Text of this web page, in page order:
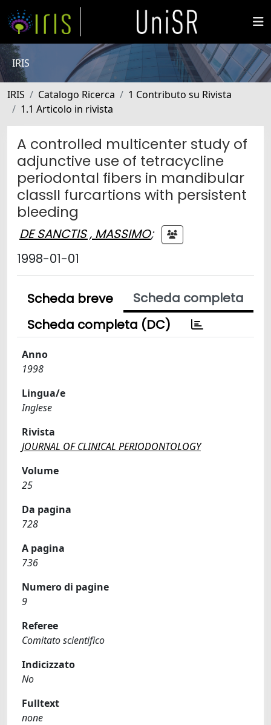
IRIS
IRIS Catalogo Ricerca
1 Contributo su Rivista
1.1 Articolo in rivista
A controlled multicenter study of
adjunctive use of tetracycline
periodontal fibers in mandibular
classII furcartions with persistent
bleeding
DE SANCTIS , MASSIMO;
1998-01-01
Scheda breve
Scheda completa
Scheda completa (DC)
Anno
1998
Lingua/e
Inglese
Rivista
JOURNAL OF CLINICAL PERIODONTOLOGY
Volume
25
Da pagina
728
A pagina
736
Numero di pagine
9
Referee
Comitato scientifico
Indicizzato
No
Fulltext
none